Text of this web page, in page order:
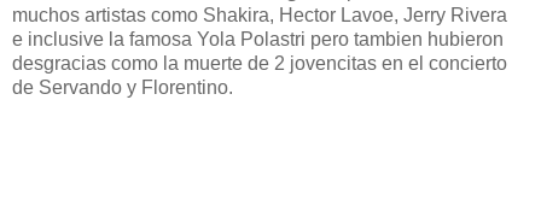
muchos artistas como Shakira, Hector Lavoe, Jerry Rivera
e inclusive la famosa Yola Polastri pero tambien hubieron
desgracias como la muerte de 2 jovencitas en el concierto
de Servando y Florentino.